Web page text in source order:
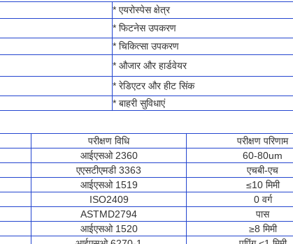
* एयरोस्पेस क्षेत्र
* फिटनेस उपकरण
* चिकित्सा उपकरण
* औजार और हार्डवेयर
* रेडिएटर और हीट सिंक
* बाहरी सुविधाएं
परीक्षण विधि
परीक्षण परिणाम
आईएसओ 2360
60-80um
एएसटीएमडी 3363
एचबी-एच
आईएसओ 1519
≤10 मिमी
ISO2409
0 वर्ग
ASTMD2794
पास
आईएसओ 1520
≥8 मिमी